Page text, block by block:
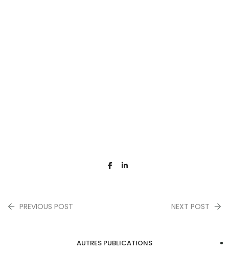
PREVIOUS POST NEXT POST
AUTRES PUBLICATIONS